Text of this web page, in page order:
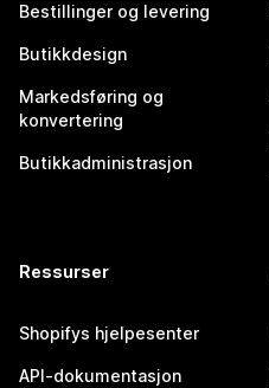
Bestillinger og levering
Butikkdesign
Markedsføring og
konvertering
Butikkadministrasjon
Ressurser
Shopifys hjelpesenter
API-dokumentasjon